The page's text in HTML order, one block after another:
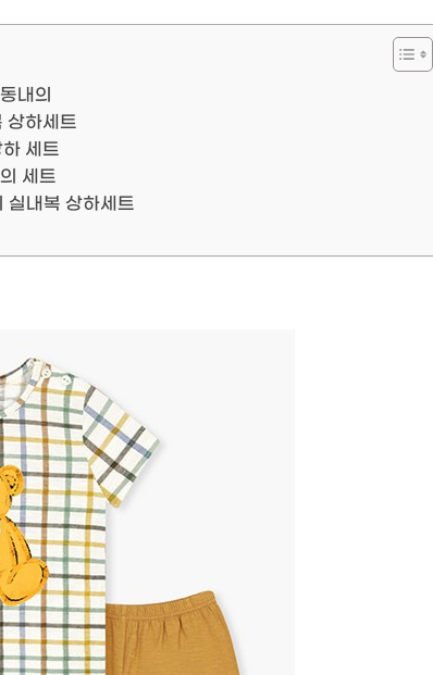
내의
상하세트
세트
세트
실내복 상하세트